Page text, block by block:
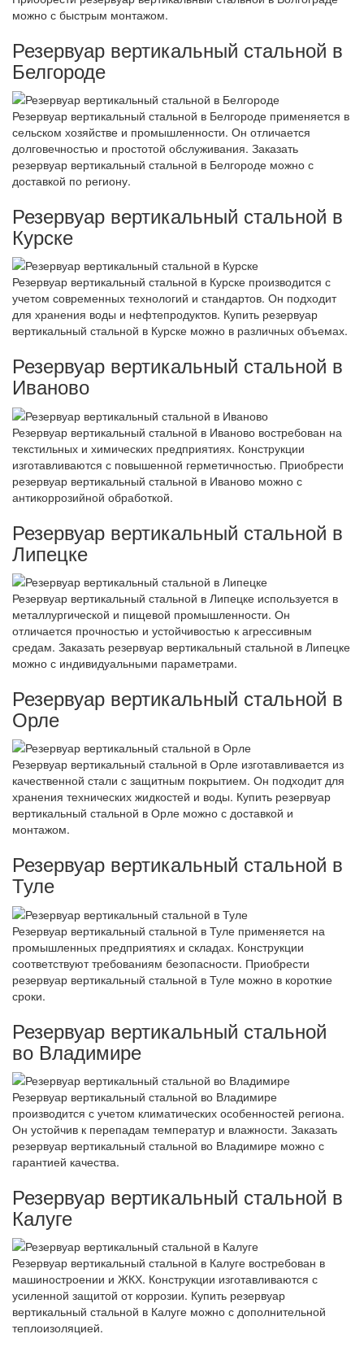
можно с быстрым монтажом.
Резервуар вертикальный стальной в
Белгороде
Резервуар вертикальный стальной в Белгороде применяется в
сельском хозяйстве и промышленности. Он отличается
долговечностью и простотой обслуживания. Заказать
резервуар вертикальный стальной в Белгороде можно с
доставкой по региону.
Резервуар вертикальный стальной в
Курске
Резервуар вертикальный стальной в Курске производится с
учетом современных технологий и стандартов. Он подходит
для хранения воды и нефтепродуктов. Купить резервуар
вертикальный стальной в Курске можно в различных объемах.
Резервуар вертикальный стальной в
Иваново
Резервуар вертикальный стальной в Иваново востребован на
текстильных и химических предприятиях. Конструкции
изготавливаются с повышенной герметичностью. Приобрести
резервуар вертикальный стальной в Иваново можно с
антикоррозийной обработкой.
Резервуар вертикальный стальной в
Липецке
Резервуар вертикальный стальной в Липецке используется в
металлургической и пищевой промышленности. Он
отличается прочностью и устойчивостью к агрессивным
средам. Заказать резервуар вертикальный стальной в Липецке
можно с индивидуальными параметрами.
Резервуар вертикальный стальной в
Орле
Резервуар вертикальный стальной в Орле изготавливается из
качественной стали с защитным покрытием. Он подходит для
хранения технических жидкостей и воды. Купить резервуар
вертикальный стальной в Орле можно с доставкой и
монтажом.
Резервуар вертикальный стальной в
Туле
Резервуар вертикальный стальной в Туле применяется на
промышленных предприятиях и складах. Конструкции
соответствуют требованиям безопасности. Приобрести
резервуар вертикальный стальной в Туле можно в короткие
сроки.
Резервуар вертикальный стальной
во Владимире
Резервуар вертикальный стальной во Владимире
производится с учетом климатических особенностей региона.
Он устойчив к перепадам температур и влажности. Заказать
резервуар вертикальный стальной во Владимире можно с
гарантией качества.
Резервуар вертикальный стальной в
Калуге
Резервуар вертикальный стальной в Калуге востребован в
машиностроении и ЖКХ. Конструкции изготавливаются с
усиленной защитой от коррозии. Купить резервуар
вертикальный стальной в Калуге можно с дополнительной
теплоизоляцией.